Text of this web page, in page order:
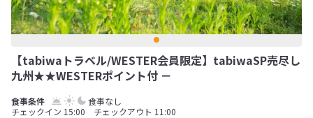
【tabiwaトラベル/WESTER会員限定】tabiwaSP売尽し
九州★★WESTERポイント付 －
食事なし
チェックイン 15:00 チェックアウト 11:00